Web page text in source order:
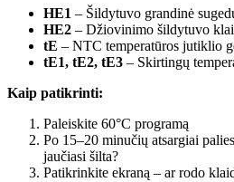
HE1 – Šildytuvo grandinė
HE2 – Džiovinimo šildytuvo
tE – NTC temperatūros jutiklio
tE1, tE2, tE3 – Skirtingų
Kaip patikrinti:
Paleiskite 60°C programą
Po 15–20 minučių atsargiai
jaučiasi šilta?
Patikrinkite ekraną – ar rodo